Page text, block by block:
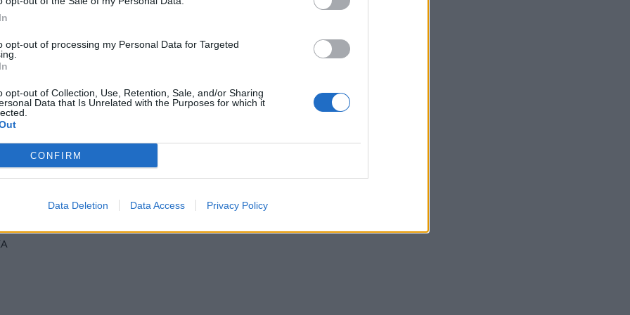
opt-out of processing my Personal Data for Targeted
opt-out of Collection, Use, Retention, Sale, and/or Sharing
Data that Is Unrelated with the Purposes for which it
CONFIRM
Data Deletion Data Access Privacy Policy
για έμπειρους με πολύ καλή φυσική
την Κυριακή 25/05/2025 και ώρα
Φύκιρης Κων/νος 6977716580.